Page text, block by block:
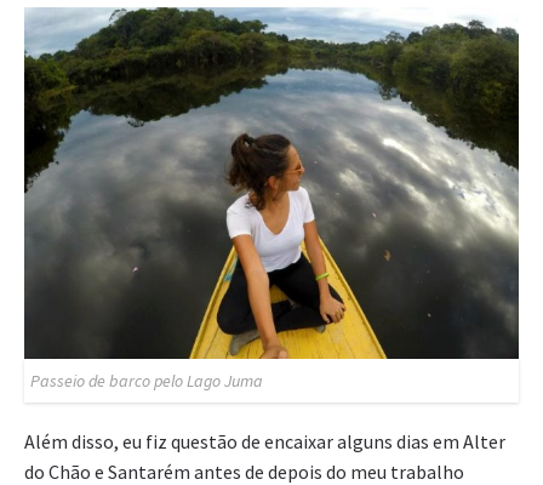
Passeio de barco pelo Lago Juma
Além disso, eu fiz questão de encaixar alguns dias em Alter
do Chão e Santarém antes de depois do meu trabalho